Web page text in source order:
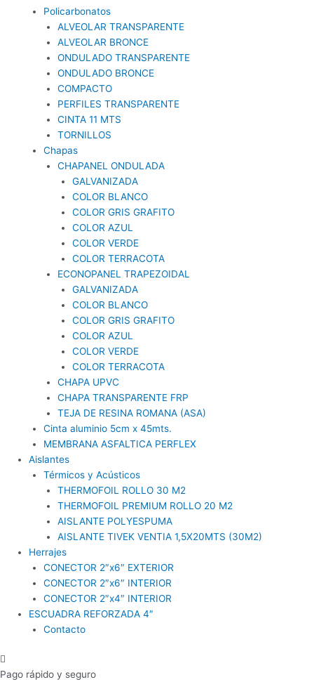
Policarbonatos
ALVEOLAR TRANSPARENTE
ALVEOLAR BRONCE
ONDULADO TRANSPARENTE
ONDULADO BRONCE
COMPACTO
PERFILES TRANSPARENTE
CINTA 11 MTS
TORNILLOS
Chapas
CHAPANEL ONDULADA
GALVANIZADA
COLOR BLANCO
COLOR GRIS GRAFITO
COLOR AZUL
COLOR VERDE
COLOR TERRACOTA
ECONOPANEL TRAPEZOIDAL
GALVANIZADA
COLOR BLANCO
COLOR GRIS GRAFITO
COLOR AZUL
COLOR VERDE
COLOR TERRACOTA
CHAPA UPVC
CHAPA TRANSPARENTE FRP
TEJA DE RESINA ROMANA (ASA)
Cinta aluminio 5cm x 45mts.
MEMBRANA ASFALTICA PERFLEX
Aislantes
Térmicos y Acústicos
THERMOFOIL ROLLO 30 M2
THERMOFOIL PREMIUM ROLLO 20 M2
AISLANTE POLYESPUMA
AISLANTE TIVEK VENTIA 1,5X20MTS (30M2)
Herrajes
CONECTOR 2″x6″ EXTERIOR
CONECTOR 2″x6″ INTERIOR
CONECTOR 2″x4″ INTERIOR
ESCUADRA REFORZADA 4″
Contacto
Pago rápido y seguro